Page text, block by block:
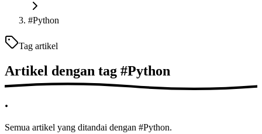
#Python
Tag artikel
Artikel dengan tag #Python
.
Semua artikel yang ditandai dengan #Python.